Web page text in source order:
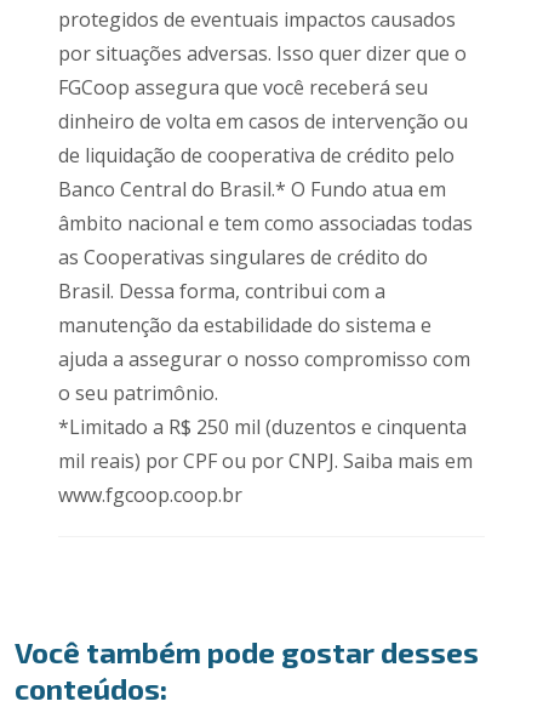
protegidos de eventuais impactos causados
por situações adversas. Isso quer dizer que o
FGCoop assegura que você receberá seu
dinheiro de volta em casos de intervenção ou
de liquidação de cooperativa de crédito pelo
Banco Central do Brasil.* O Fundo atua em
âmbito nacional e tem como associadas todas
as Cooperativas singulares de crédito do
Brasil. Dessa forma, contribui com a
manutenção da estabilidade do sistema e
ajuda a assegurar o nosso compromisso com
o seu patrimônio.
*Limitado a R$ 250 mil (duzentos e cinquenta
mil reais) por CPF ou por CNPJ. Saiba mais em
www.fgcoop.coop.br
Você também pode gostar desses
conteúdos: